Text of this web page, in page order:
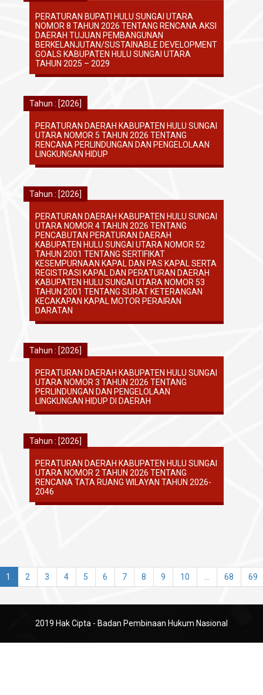
PERATURAN BUPATI HULU SUNGAI UTARA
NOMOR 8 TAHUN 2026 TENTANG RENCANA AKSI
DAERAH TUJUAN PEMBANGUNAN
BERKELANJUTAN/SUSTAINABLE DEVELOPMENT
GOALS KABUPATEN HULU SUNGAI UTARA
TAHUN 2025 – 2029
Tahun : [2026]
PERATURAN DAERAH KABUPATEN HULU SUNGAI
UTARA NOMOR 5 TAHUN 2026 TENTANG
RENCANA PERLINDUNGAN DAN PENGELOLAAN
LINGKUNGAN HIDUP
Tahun : [2026]
PERATURAN DAERAH KABUPATEN HULU SUNGAI
UTARA NOMOR 4 TAHUN 2026 TENTANG
PENCABUTAN PERATURAN DAERAH
KABUPATEN HULU SUNGAI UTARA NOMOR 52
TAHUN 2001 TENTANG SERTIFIKAT
KESEMPURNAAN KAPAL DAN PAS KAPAL SERTA
REGISTRASI KAPAL DAN PERATURAN DAERAH
KABUPATEN HULU SUNGAI UTARA NOMOR 53
TAHUN 2001 TENTANG SURAT KETERANGAN
KECAKAPAN KAPAL MOTOR PERAIRAN
DARATAN
Tahun : [2026]
PERATURAN DAERAH KABUPATEN HULU SUNGAI
UTARA NOMOR 3 TAHUN 2026 TENTANG
PERLINDUNGAN DAN PENGELOLAAN
LINGKUNGAN HIDUP DI DAERAH
Tahun : [2026]
PERATURAN DAERAH KABUPATEN HULU SUNGAI
UTARA NOMOR 2 TAHUN 2026 TENTANG
RENCANA TATA RUANG WILAYAN TAHUN 2026-
2046
1 2 3 4 5 6 7 8 9 10 ... 68 69
2019 Hak Cipta - Badan Pembinaan Hukum Nasional